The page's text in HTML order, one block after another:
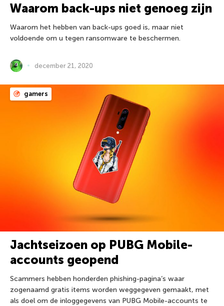
Waarom back-ups niet genoeg zijn
Waarom het hebben van back-ups goed is, maar niet
voldoende om u tegen ransomware te beschermen.
december 21, 2020
gamers
Jachtseizoen op PUBG Mobile-
accounts geopend
Scammers hebben honderden phishing-pagina’s waar
zogenaamd gratis items worden weggegeven gemaakt, met
als doel om de inloggegevens van PUBG Mobile-accounts te